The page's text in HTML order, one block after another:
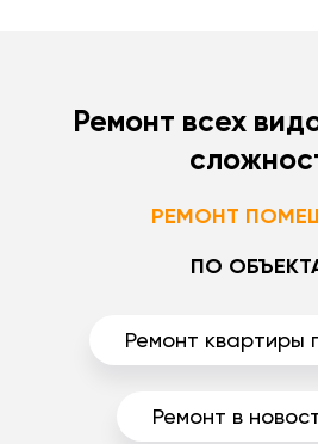
Ремонт всех
РЕМОНТ
ПО
Ремонт квартиры
Ремонт в